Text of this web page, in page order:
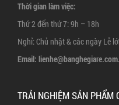
Thời gian làm việc:
Thứ 2 đến thứ 7: 9h – 18h
Nghỉ: Chủ nhật & các ngày Lễ
Email:
TRẢI NGHIỆM SẢN PHẨM